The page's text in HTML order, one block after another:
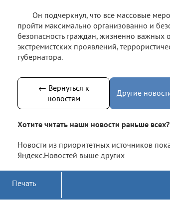
Он подчеркнул, что все массовые
пройти максимально организованно и
безопасность граждан, жизненно важных
экстремистских проявлений,
губернатора.
← Вернуться к
новостям
Другие
Хотите читать наши новости раньше всех?
Новости из приоритетных источников
Яндекс.Новостей выше других
Печать